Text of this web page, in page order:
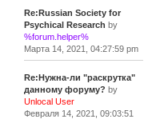
Re:Russian Society for
Psychical Research by
%forum.helper%
Марта 14, 2021, 04:27:59 pm
Re:Нужна-ли "раскрутка"
данному форуму? by
Unlocal User
Февраля 14, 2021, 09:03:51